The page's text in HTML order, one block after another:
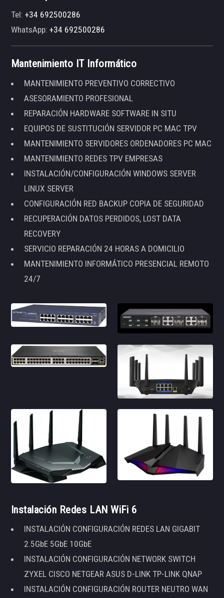
Tel:+34 692500286
WhatsApp:+34 692500286
Mantenimiento IT Informático
MANTENIMIENTO PREVENTIVO CORRECTIVO
ASESORAMIENTO PROFESIONAL
REPARACIÓN HARDWARE SOFTWARE IN SITU
EQUIPOS DE SUSTITUCIÓN SERVIDOR PC MAC TPV
MANTENIMIENTO SERVIDORES ORDENADORES PC MAC
MANTENIMIENTO REDES TPV EMPRESAS
INSTALACIÓN/CONFIGURACIÓN WINDOWS SERVER
LINUX SERVER
CONFIGURACIÓN RED BACKUP COPIA DE SEGURIDAD
RECUPERACIÓN DATOS PERDIDOS, LOST DATA
RECOVERY
SERVICIO REPARACIÓN 24 HORAS A DOMICILIO
MANTENIMIENTO INFORMÁTICO PRESENCIAL REMOTO
24/7
Instalación Redes LAN WiFi 6
INSTALACIÓN CONFIGURACIÓN REDES LAN GIGABIT
2.5GbE 5GbE 10GbE
INSTALACIÓN CONFIGURACIÓN NETWORK SWITCH
ZYXEL CISCO NETGEAR ASUS D-LINK TP-LINK QNAP
INSTALACIÓN CONFIGURACIÓN ROUTER NEUTRO WAN